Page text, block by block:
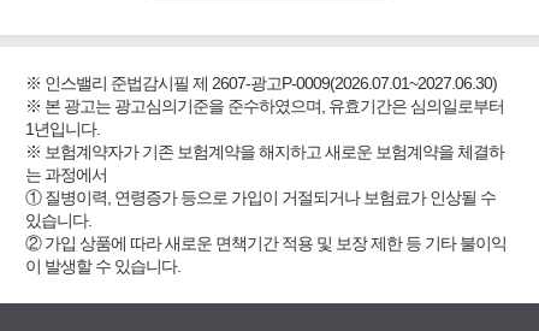
※ 인스밸리 준법감시필 제 2607-광고P-0009(2026.07.01~2027.06.30)
※ 본 광고는 광고심의기준을 준수하였으며, 유효기간은 심의일로부터
1년입니다.
※ 보험계약자가 기존 보험계약을 해지하고 새로운 보험계약을 체결하
는 과정에서
① 질병이력, 연령증가 등으로 가입이 거절되거나 보험료가 인상될 수
있습니다.
② 가입 상품에 따라 새로운 면책기간 적용 및 보장 제한 등 기타 불이익
이 발생할 수 있습니다.